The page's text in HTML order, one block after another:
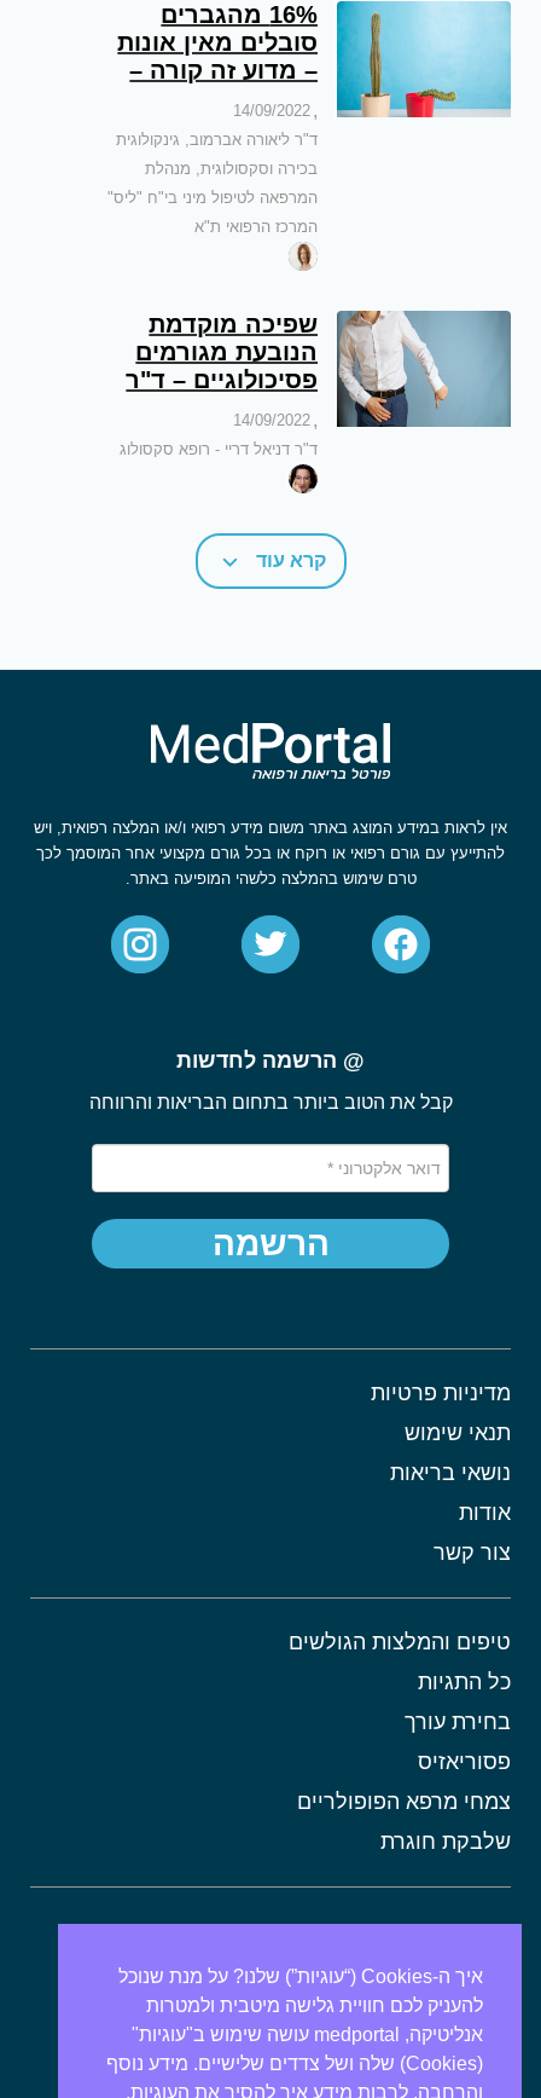
16% מהגברים
סובלים מאין אונות
– מדוע זה קורה –
ד"ר ליאורה אברמוב
– גינקולוגית בכירה
וסקסולוגית
14/09/2022 ,
ד"ר ליאורה אברמוב, גינקולוגית
בכירה וסקסולוגית, מנהלת
המרפאה לטיפול מיני בי"ח "ליס"
המרכז הרפואי ת"א
שפיכה מוקדמת
הנובעת מגורמים
פסיכולוגיים – ד"ר
דניאל דריי
14/09/2022 ,
ד"ר דניאל דריי - רופא סקסולוג
קרא עוד
אין לראות במידע המוצג באתר משום מידע רפואי ו/או המלצה רפואית, ויש
להתייעץ עם גורם רפואי או רוקח או בכל גורם מקצועי אחר המוסמך לכך
טרם שימוש בהמלצה כלשהי המופיעה באתר.
מדיניות פרטיות
תנאי שימוש
נושאי בריאות
אודות
צור קשר
טיפים והמלצות הגולשים
כל התגיות
בחירת עורך
פסוריאזיס
צמחי מרפא הפופולריים
שלבקת חוגרת
אורטיקריה
מתכונים בריאים
אבנים בכיס המרה
מרולה
מורינגה
@ הרשמה לחדשות
קבל את הטוב ביותר בתחום הבריאות והרווחה
הרשמה
איך ה-Cookies (“עוגיות”) שלנו? על מנת שנוכל
להעניק לכם חוויית גלישה מיטבית ולמטרות
אנליטיקה, medportal עושה שימוש ב"עוגיות"
(Cookies) שלה ושל צדדים שלישיים. מידע נוסף
והרחבה, לרבות מידע איך להסיר את העוגיות,